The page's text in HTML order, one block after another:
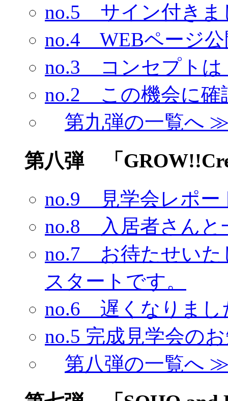
no.5 サイン付きま
no.4 WEBページ公
no.3 コンセプトは
no.2 この機会に確
第九弾の一覧へ
第八弾 「
no.9 見学会レポー
no.8 入居者さんと
no.7 お待たせいた
スタートです。
no.6 遅くなりまし
no.5 完成見学会の
第八弾の一覧へ